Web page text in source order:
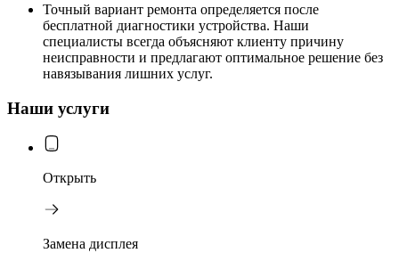
Точный вариант ремонта определяется после
бесплатной диагностики устройства. Наши
специалисты всегда объясняют клиенту причину
неисправности и предлагают оптимальное решение без
навязывания лишних услуг.
Наши услуги
Открыть
Замена дисплея